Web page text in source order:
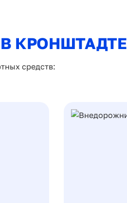
КРОНШТАДТЕ
средств: